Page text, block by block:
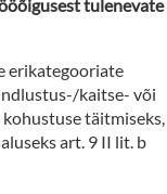
tulenevate
erikategooriate
kaitse- või
täitmiseks,
art. 9 II lit. b